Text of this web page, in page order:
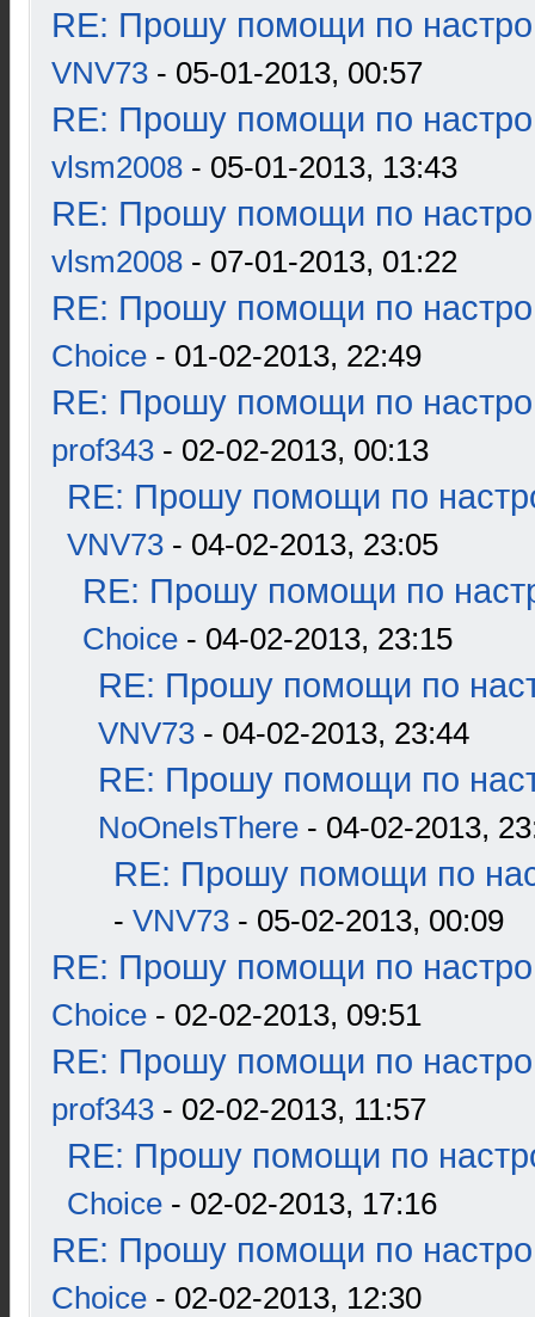
RE: Прошу помощи по
VNV73 - 05-01-2013, 00:57
RE: Прошу помощи по
vlsm2008 - 05-01-2013, 13:43
RE: Прошу помощи по
vlsm2008 - 07-01-2013, 01:22
RE: Прошу помощи по
Choice - 01-02-2013, 22:49
RE: Прошу помощи по
prof343 - 02-02-2013, 00:13
RE: Прошу помощи по
VNV73 - 04-02-2013, 23:05
RE: Прошу помощи по
Choice - 04-02-2013, 23:15
RE: Прошу помощи по
VNV73 - 04-02-2013, 23:44
RE: Прошу помощи по
NoOneIsThere - 04-02-2013,
RE: Прошу помощи по
- VNV73 - 05-02-2013, 00:09
RE: Прошу помощи по
Choice - 02-02-2013, 09:51
RE: Прошу помощи по
prof343 - 02-02-2013, 11:57
RE: Прошу помощи по
Choice - 02-02-2013, 17:16
RE: Прошу помощи по
Choice - 02-02-2013, 12:30